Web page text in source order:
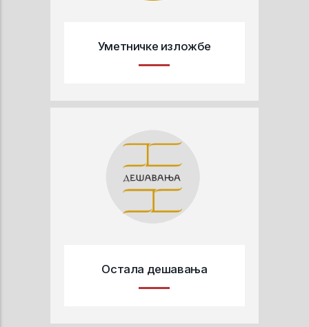
Уметничке изложбе
Остала дешавања